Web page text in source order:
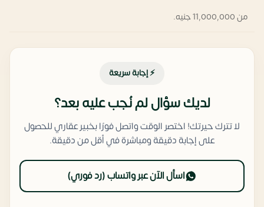
من 11,000,000 جنيه.
⚡ إجابة سريعة
لديك سؤال لم نُجب عليه بعد؟
لا تترك حيرتك! اختصر الوقت واتصل فورًا بخبير عقاري للحصول
على إجابة دقيقة ومباشرة في أقل من دقيقة.
اسأل الآن عبر واتساب (رد فوري)